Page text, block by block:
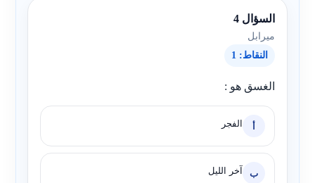
السؤال 4
ميرابل
النقاط: 1
الغسق هو :
أ الفجر
ب آخر الليل